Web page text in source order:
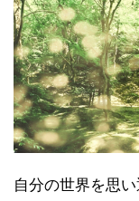
自分の世界を思